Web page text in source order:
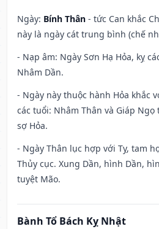
Ngày: Bính Thân - tức Can khắc
này là ngày cát trung bình (chế
- Nạp âm: Ngày Sơn Hạ Hỏa, kỵ
Nhâm Dần.
- Ngày này thuộc hành Hỏa khắc
các tuổi: Nhâm Thân và Giáp
sợ Hỏa.
- Ngày Thân lục hợp với Tỵ, tam
Thủy cục. Xung Dần, hình Dần,
tuyệt Mão.
Bành Tổ Bách Kỵ Nhật